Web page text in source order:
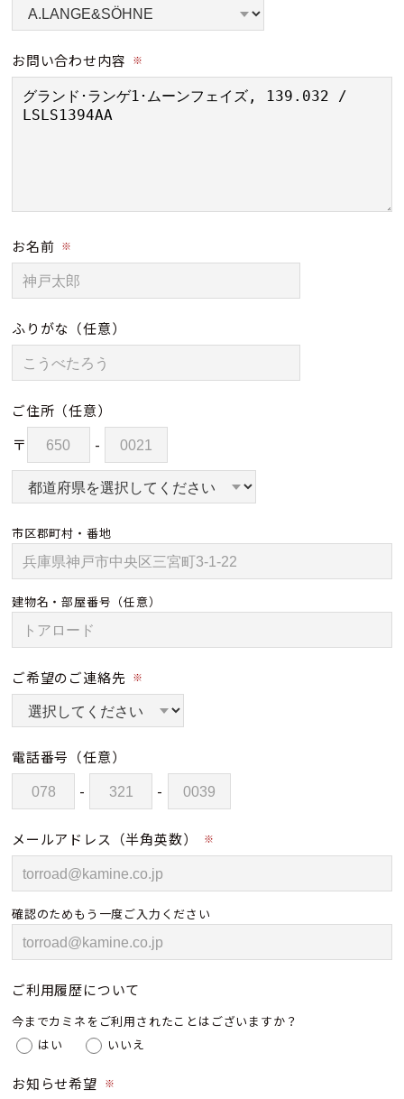
お問い合わせ内容 ※
お名前 ※
ふりがな （任意）
ご住所 （任意）
〒 -
市区郡町村・番地
建物名・部屋番号 （任意）
ご希望のご連絡先 ※
電話番号 （任意）
- -
メールアドレス（半角英数） ※
確認のためもう一度ご入力ください
ご利用履歴について
今までカミネをご利用されたことはございますか？
はい
いいえ
お知らせ希望 ※